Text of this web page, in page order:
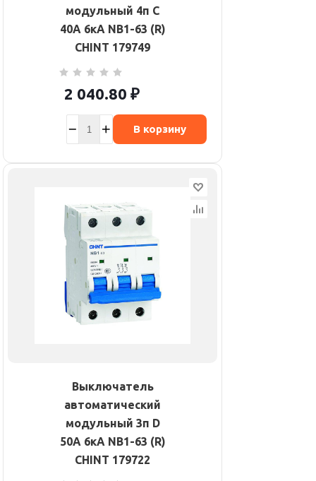
модульный 4п C
40А 6кА NB1-63 (R)
CHINT 179749
2 040.80 ₽
В корзину
Выключатель
автоматический
модульный 3п D
50А 6кА NB1-63 (R)
CHINT 179722